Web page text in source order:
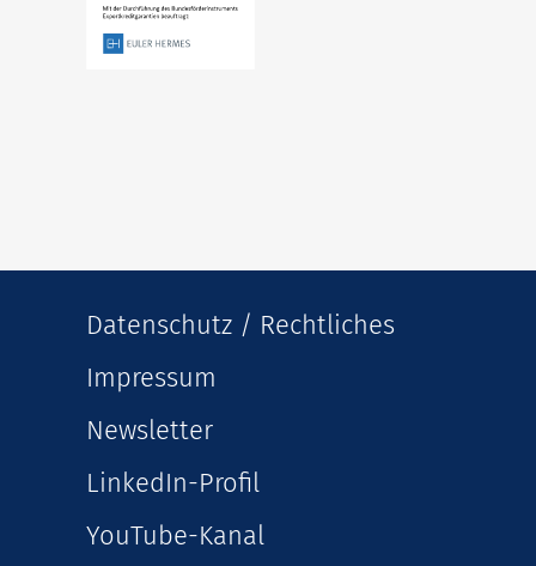
Datenschutz / Rechtliches
Impressum
Newsletter
LinkedIn-Profil
YouTube-Kanal